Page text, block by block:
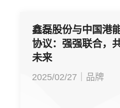
鑫磊股份与中国港
协议：强强联合，
未来
2025/02/27｜品牌